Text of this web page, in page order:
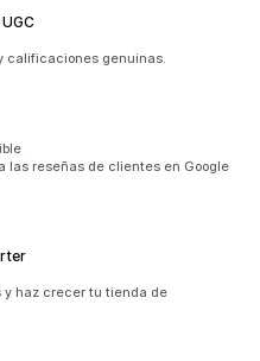
calificaciones genuinas.
las reseñas de clientes en Google
y haz crecer tu tienda de